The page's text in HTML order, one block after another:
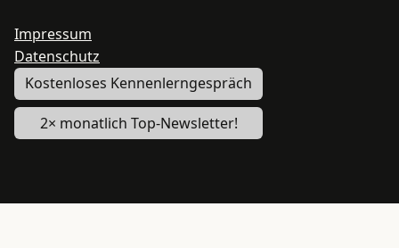
Impressum
Datenschutz
Kostenloses Kennenlerngespräch
2× monatlich Top-Newsletter!